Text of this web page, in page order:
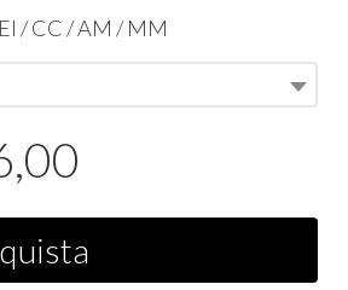
/ CC / AM / MM